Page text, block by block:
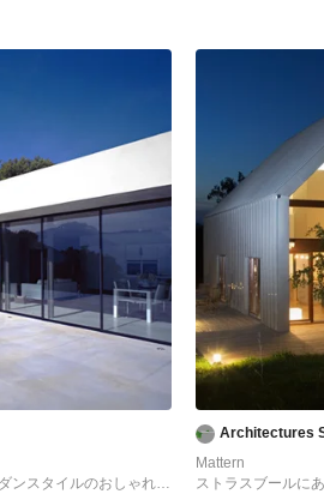
ンスタイルのおしゃれな
Architectures
Mattern
ストラスブールに